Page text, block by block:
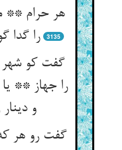
هر حرام **
را گدا
3135
گفت کو شهر
را جهاز ** یا
و دینار
گفت رو هر